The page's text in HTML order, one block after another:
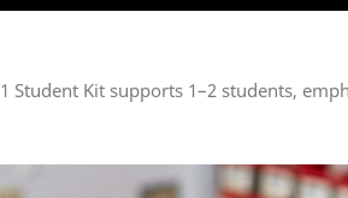
1 Student Kit supports 1–2 students,